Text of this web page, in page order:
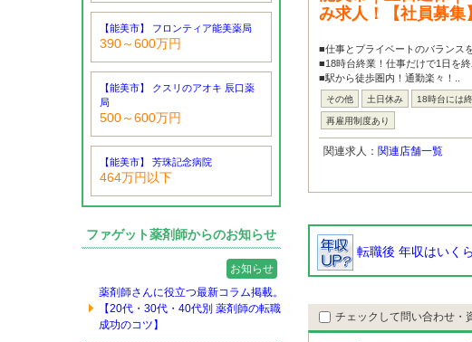
【能美市】 フロンティア能美薬局
390～600万円
【能美市】 クスリのアオキ 辰口薬
局
500～600万円
【能美市】 芳珠記念病院
464万円以下
ファゲット薬剤師からのお知らせ
お知らせ
薬剤師さんに役立つ最新コラム掲載。
【20代・30代・40代別 薬剤師の転職
成功のコツ】
み求人！【社員募集】
■仕事とプライベートのバランス
■18時台終業！仕事だけで1日を
■駅から徒歩圏内！通勤楽々！..
その他 土日休み 18時台には
再雇用制度あり
関連求人： 関連店舗一覧
転職後 年収はいく
チェックして問い合わせ・